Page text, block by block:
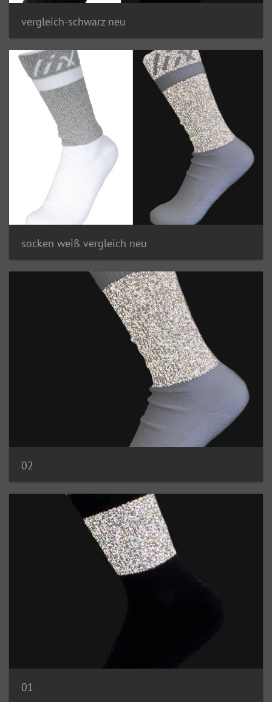
vergleich-schwarz neu
socken weiß vergleich neu
02
01